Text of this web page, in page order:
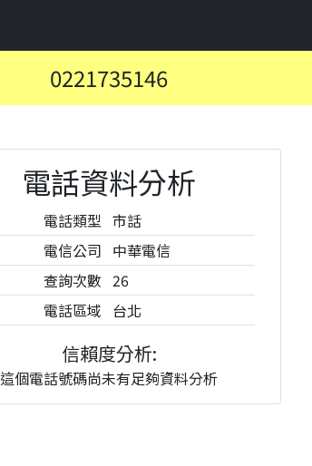
0221735146
電話資料分析
電話類型 市話
電信公司 中華電信
查詢次數 26
電話區域 台北
信賴度分析:
這個電話號碼尚未有足夠資料分析